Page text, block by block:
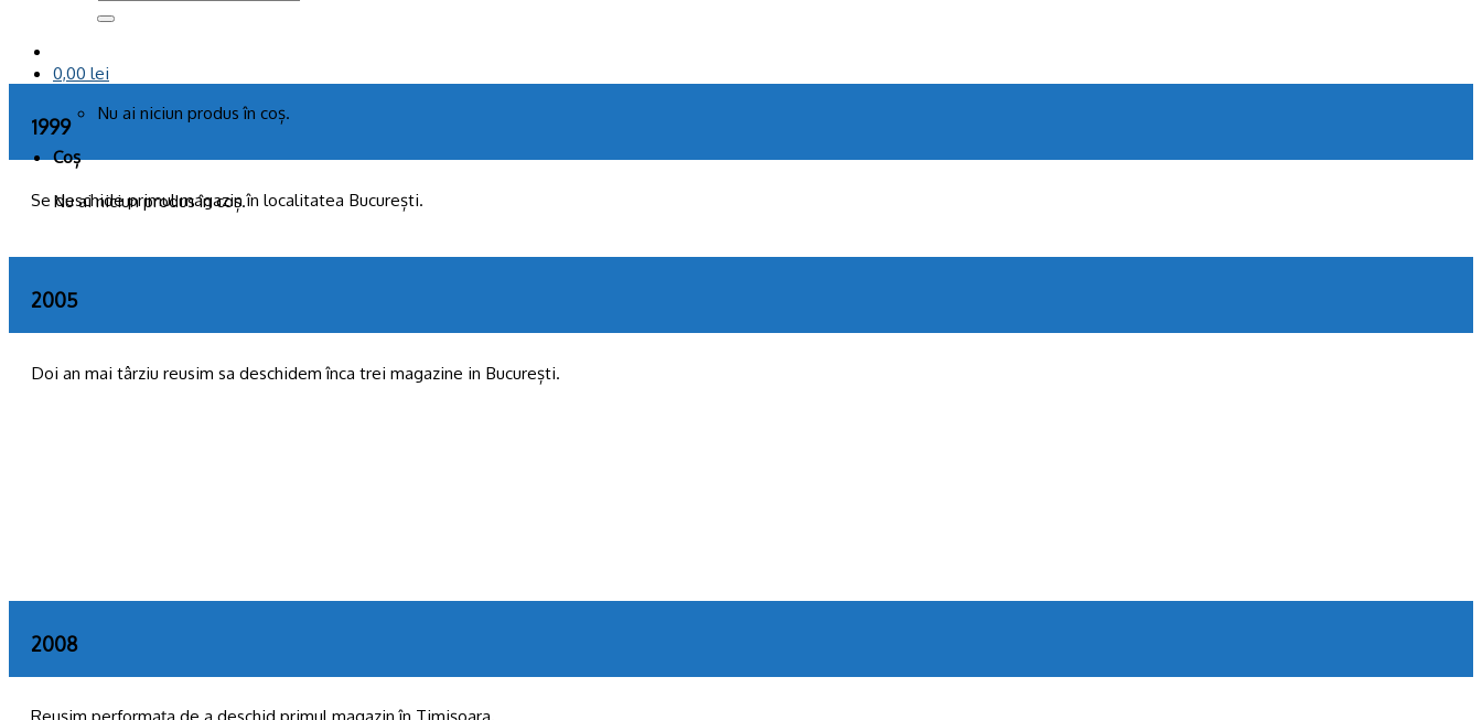
0,00 lei
Nu ai niciun produs în coș.
Coș
Nu ai niciun produs în coș.
1999
Se deschide primul magazin în localitatea București.
2005
Doi an mai târziu reusim sa deschidem înca trei magazine in București.
2008